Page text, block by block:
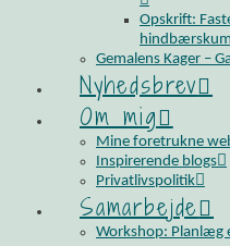
Opskrift:
hindbærskum
Gemalens Kager –
Nyhedsbrev
Om mig
Mine foretrukne
Inspirerende blogs
Privatlivspolitik
Samarbejde
Workshop: Planlæg